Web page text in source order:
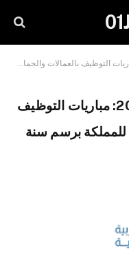
مباراة الجماعات الترابية 2025: مباريات التوظيف
للمملكة برسم سنة